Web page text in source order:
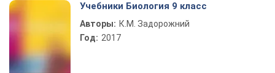
Учебники Биология 9 класс
Авторы: К.М. Задорожний
Год: 2017